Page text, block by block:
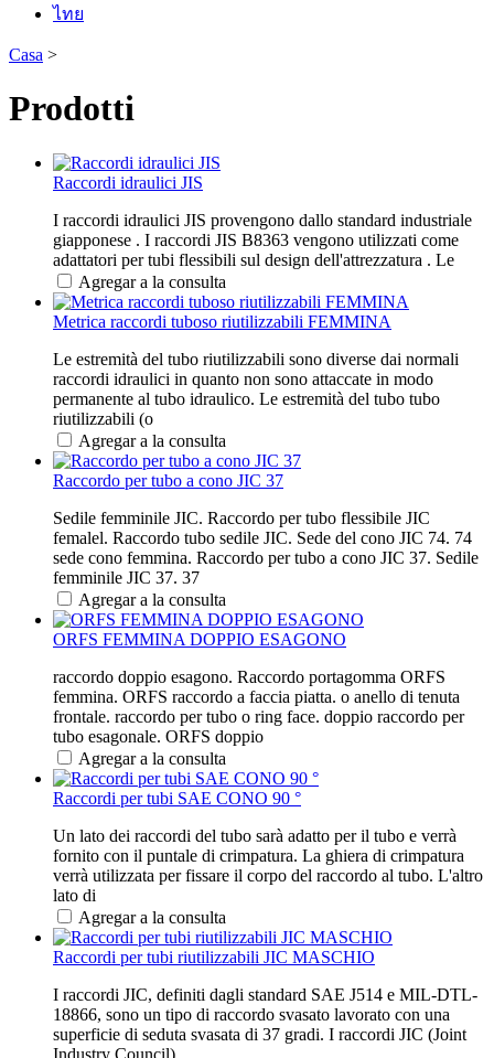
ไทย
Casa >
Prodotti
Raccordi idraulici JIS
I raccordi idraulici JIS provengono dallo standard industriale
giapponese . I raccordi JIS B8363 vengono utilizzati come
adattatori per tubi flessibili sul design dell'attrezzatura . Le
Agregar a la consulta
Metrica raccordi tuboso riutilizzabili FEMMINA
Le estremità del tubo riutilizzabili sono diverse dai normali
raccordi idraulici in quanto non sono attaccate in modo
permanente al tubo idraulico. Le estremità del tubo tubo
riutilizzabili (o
Agregar a la consulta
Raccordo per tubo a cono JIC 37
Sedile femminile JIC. Raccordo per tubo flessibile JIC
femalel. Raccordo tubo sedile JIC. Sede del cono JIC 74. 74
sede cono femmina. Raccordo per tubo a cono JIC 37. Sedile
femminile JIC 37. 37
Agregar a la consulta
ORFS FEMMINA DOPPIO ESAGONO
raccordo doppio esagono. Raccordo portagomma ORFS
femmina. ORFS raccordo a faccia piatta. o anello di tenuta
frontale. raccordo per tubo o ring face. doppio raccordo per
tubo esagonale. ORFS doppio
Agregar a la consulta
Raccordi per tubi SAE CONO 90 °
Un lato dei raccordi del tubo sarà adatto per il tubo e verrà
fornito con il puntale di crimpatura. La ghiera di crimpatura
verrà utilizzata per fissare il corpo del raccordo al tubo. L'altro
lato di
Agregar a la consulta
Raccordi per tubi riutilizzabili JIC MASCHIO
I raccordi JIC, definiti dagli standard SAE J514 e MIL-DTL-
18866, sono un tipo di raccordo svasato lavorato con una
superficie di seduta svasata di 37 gradi. I raccordi JIC (Joint
Industry Council)